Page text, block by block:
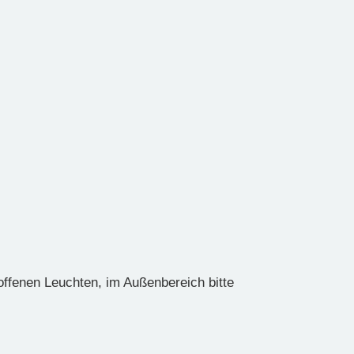
Leuchten, im Außenbereich bitte